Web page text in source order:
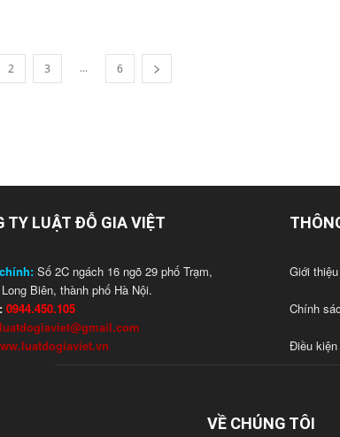
2 3 ... 6
TY LUẬT ĐỖ GIA VIỆT
Số 2C ngách 16 ngõ 29 phố Trạm,
Biên, thành phố Hà Nội.
0944.450.105
luatdogiaviet@gmail.com
Giới thiệu
Chính
Điều
VỀ CHÚNG TÔI